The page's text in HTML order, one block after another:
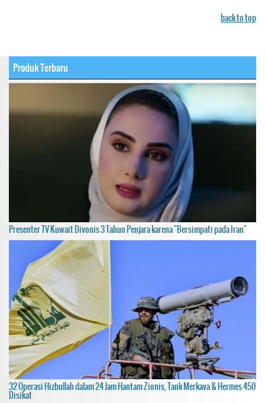
back to top
Produk Terbaru
Presenter TV Kuwait Divonis 3 Tahun Penjara karena "Bersimpati pada Iran"
32 Operasi Hizbullah dalam 24 Jam Hantam Zionis, Tank Merkava & Hermes 450
Disikat